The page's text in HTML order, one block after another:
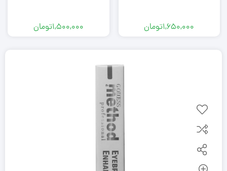
1,650,000تومان 1,500,000تومان